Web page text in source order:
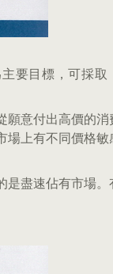
要目標，可採取
願意付出高價的消
場上有不同價格敏
是盡速佔有市場。